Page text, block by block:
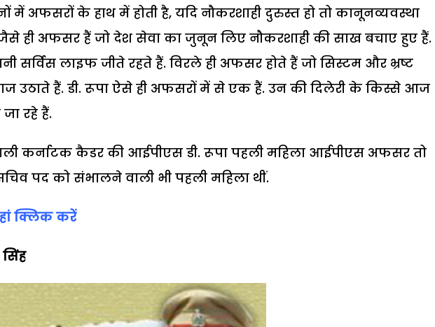
में अफसरों के हाथ में होती है, यदि नौकरशाही दुरुस्त हो तो कानूनव्यवस्था
जैसे ही अफसर हैं जो देश सेवा का जुनून लिए नौकरशाही की साख बचाए हुए हैं.
सर्विस लाइफ जीते रहते हैं. विरले ही अफसर होते हैं जो सिस्टम और भ्रष्ट
उठाते हैं. डी. रूपा ऐसे ही अफसरों में से एक हैं. उन की दिलेरी के किस्से आज
रहे हैं.
कर्नाटक कैडर की आईपीएस डी. रूपा पहली महिला आईपीएस अफसर तो
पद को संभालने वाली भी पहली महिला थीं.
क्लिक करें
सिंह